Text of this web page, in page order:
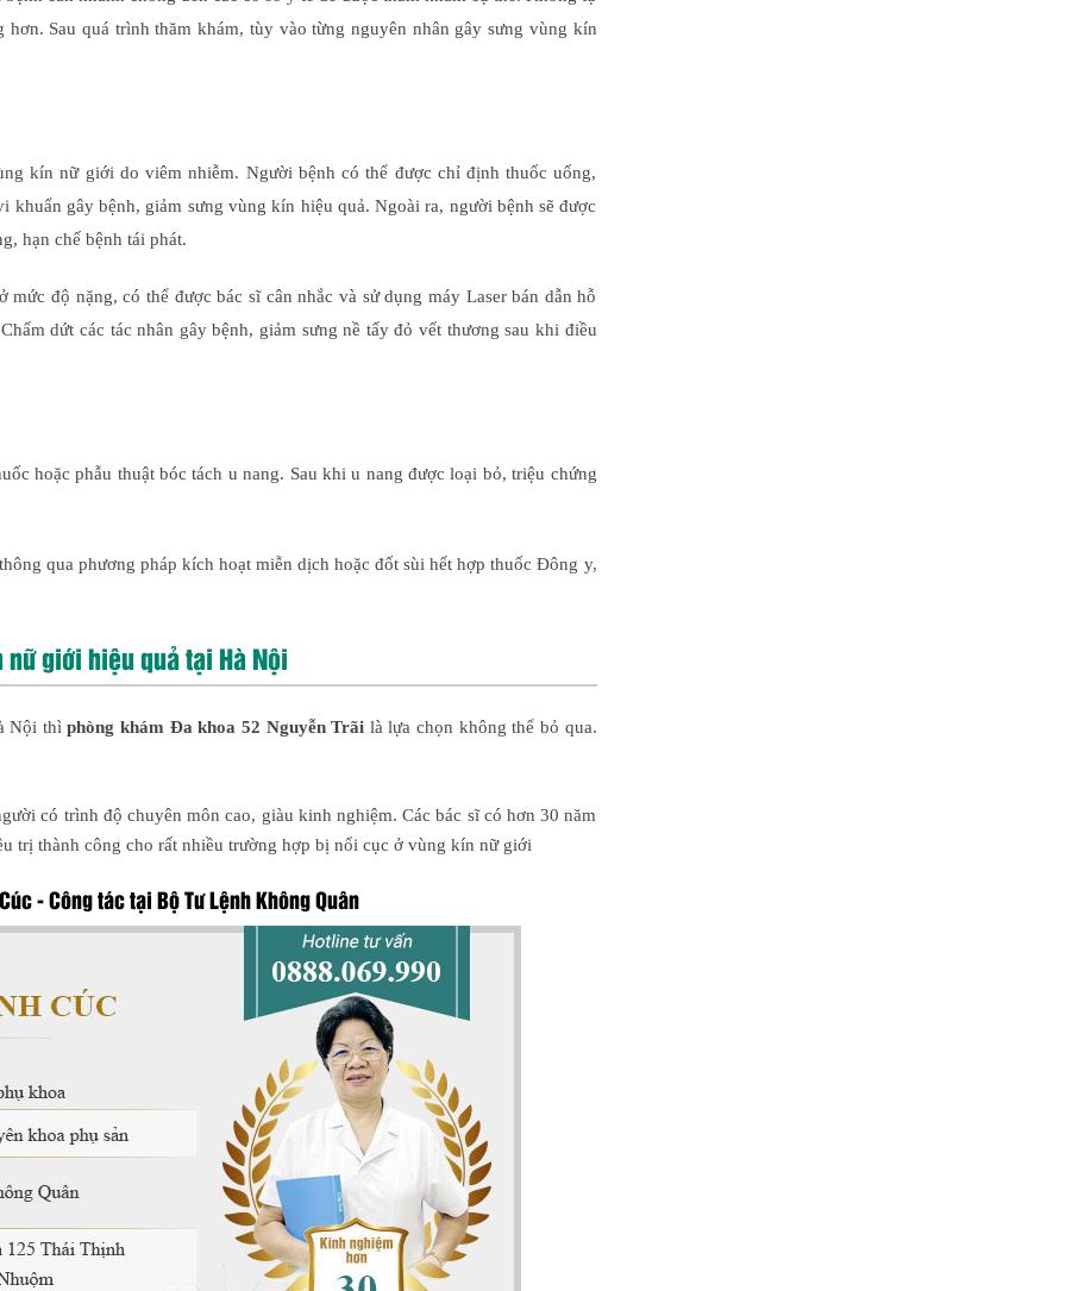
Sau quá trình thăm khám, tùy vào từng nguyên nhân gây sưng vùng kín
kín nữ giới do viêm nhiễm. Người bệnh có thể được chỉ định thuốc uống,
gây bệnh, giảm sưng vùng kín hiệu quả. Ngoài ra, người bệnh sẽ được
hạn chế bệnh tái phát.
độ nặng, có thể được bác sĩ cân nhắc và sử dụng máy Laser bán dẫn hỗ
dứt các tác nhân gây bệnh, giảm sưng nề tấy đỏ vết thương sau khi điều
hoặc phẫu thuật bóc tách u nang. Sau khi u nang được loại bỏ, triệu chứng
qua phương pháp kích hoạt miễn dịch hoặc đốt sùi hết hợp thuốc Đông y,
giới hiệu quả tại Hà Nội
Nội thìphòng khám Đa khoa 52 Nguyễn Trãi là lựa chọn không thể bỏ qua.
có trình độ chuyên môn cao, giàu kinh nghiệm. Các bác sĩ có hơn 30 năm
trị thành công cho rất nhiều trường hợp bị nổi cục ở vùng kín nữ giới
- Công tác tại Bộ Tư Lệnh Không Quân